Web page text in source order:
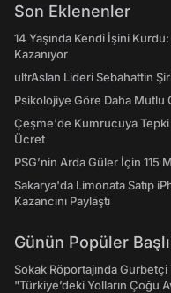
Son Eklenenler
14 Yaşında Kendi İşini
Kazanıyor
ultrAslan Lideri Sebahattin
Psikolojiye Göre Daha Mutlu
Çeşme'de Kumrucuya Tepki
Ücret
PSG’nin Arda Güler İçin 115
Sakarya'da Limonata Satıp
Kazancını Paylaştı
Günün Popüler
Sokak Röportajında Gurbetçi
"Türkiye’deki Yolların Çoğu